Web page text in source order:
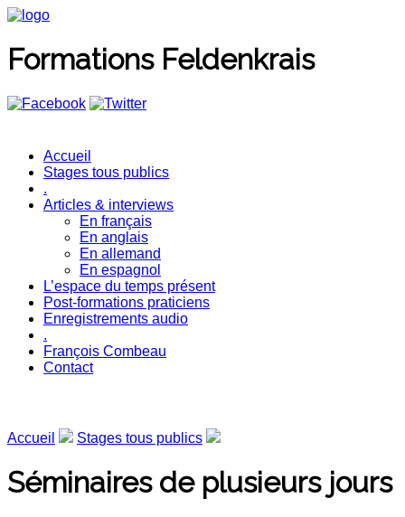
Formations Feldenkrais
Accueil
Stages tous publics
.
Articles & interviews
En français
En anglais
En allemand
En espagnol
L’espace du temps présent
Post-formations praticiens
Enregistrements audio
.
François Combeau
Contact
Accueil Stages tous publics
Séminaires de plusieurs jours